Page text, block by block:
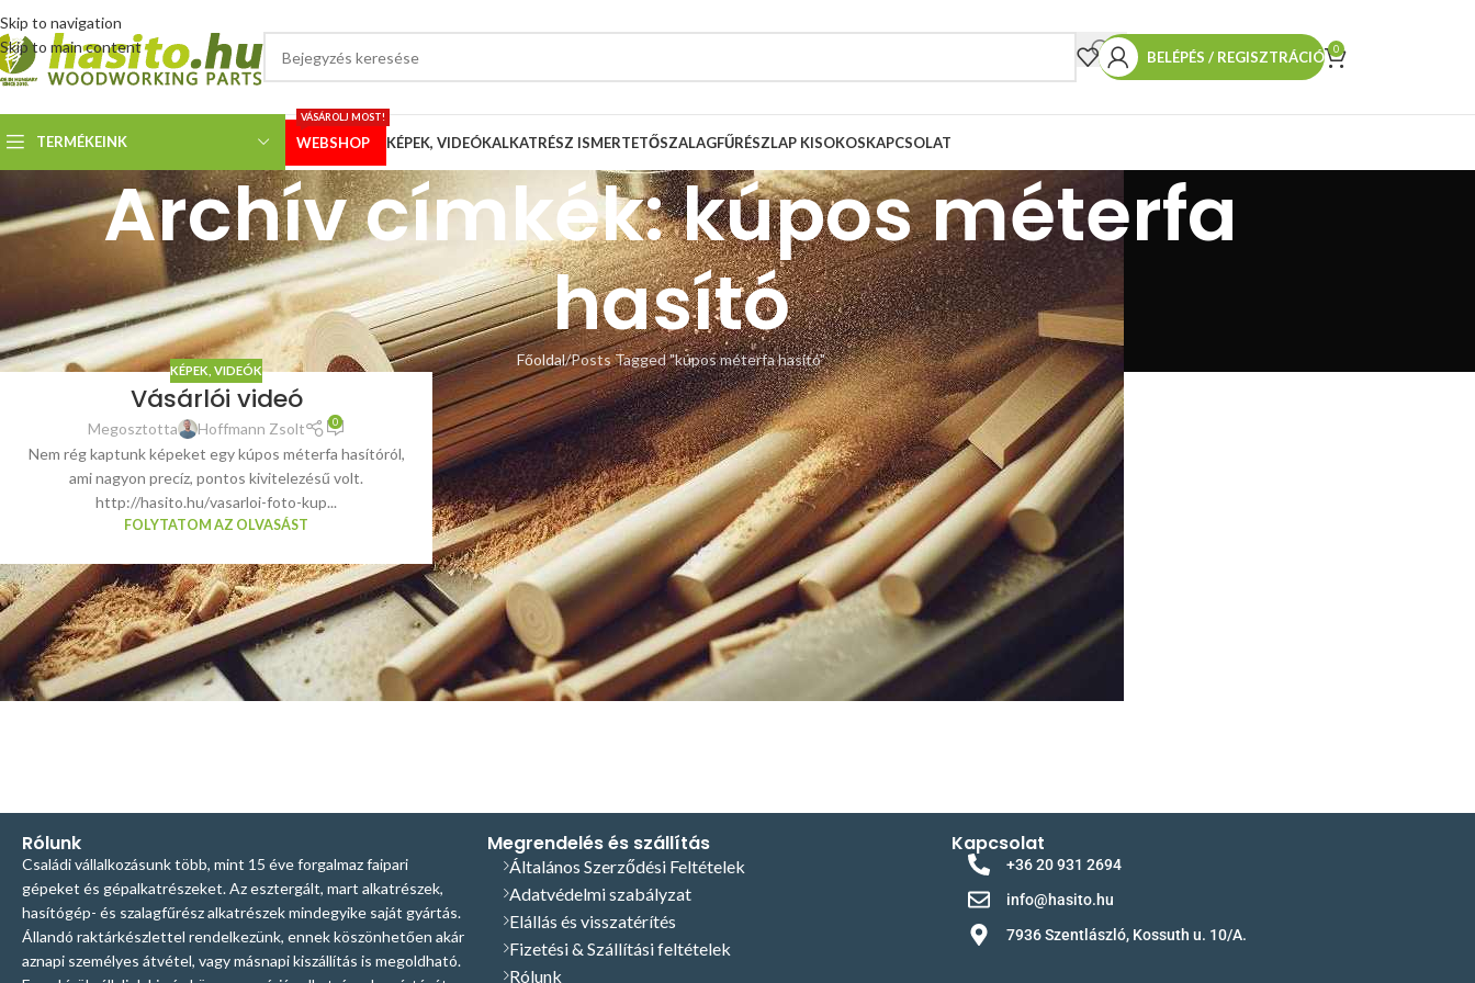
Skip to navigation
Skip to main content
BELÉPÉS / REGISZTRÁCIÓ 0
TERMÉKEINK WEBSHOP
VÁSÁROLJ MOST!
KÉPEK, VIDEÓKALKATRÉSZ ISMERTETŐSZALAGFŰRÉSZLAP KISOKOSKAPCSOLAT
Archív címkék: kúpos méterfa
hasító
Főoldal Posts Tagged "kúpos méterfa hasító"
KÉPEK, VIDEÓK
Vásárlói videó
Megosztotta Hoffmann Zsolt 0
Nem rég kaptunk képeket egy kúpos méterfa hasítóról,
ami nagyon precíz, pontos kivitelezésű volt.
http://hasito.hu/vasarloi-foto-kup...
FOLYTATOM AZ OLVASÁST
Rólunk
Családi vállalkozásunk több, mint 15 éve forgalmaz faipari
gépeket és gépalkatrészeket. Az esztergált, mart alkatrészek,
hasítógép- és szalagfűrész alkatrészek mindegyike saját gyártás.
Állandó raktárkészlettel rendelkezünk, ennek köszönhetően akár
aznapi személyes átvétel, vagy másnapi kiszállítás is megoldható.
Megrendelés és szállítás
Általános Szerződési Feltételek
Adatvédelmi szabályzat
Elállás és visszatérítés
Fizetési & Szállítási feltételek
Rólunk
Kapcsolat
+36 20 931 2694
info@hasito.hu
7936 Szentlászló, Kossuth u. 10/A.